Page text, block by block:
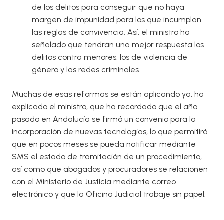
de los delitos para conseguir que no haya
margen de impunidad para los que incumplan
las reglas de convivencia. Así, el ministro ha
señalado que tendrán una mejor respuesta los
delitos contra menores, los de violencia de
género y las redes criminales.
Muchas de esas reformas se están aplicando ya, ha
explicado el ministro, que ha recordado que el año
pasado en Andalucía se firmó un convenio para la
incorporación de nuevas tecnologías, lo que permitirá
que en pocos meses se pueda notificar mediante
SMS el estado de tramitación de un procedimiento,
así como que abogados y procuradores se relacionen
con el Ministerio de Justicia mediante correo
electrónico y que la Oficina Judicial trabaje sin papel.